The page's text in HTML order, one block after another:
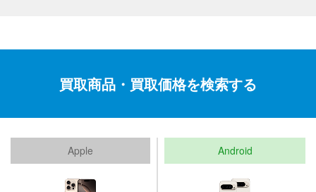
買取商品・買取価格を検索する
Apple Android